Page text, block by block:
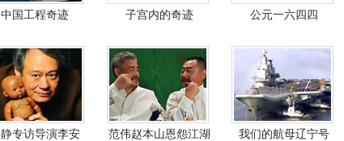
中国工程奇迹 子宫内的奇迹 公元一六四四
专访导演李安 范伟赵本山恩怨江湖 我们的航母辽宁号